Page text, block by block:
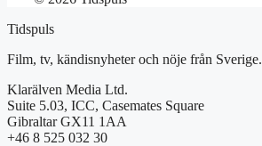
Tidspuls
Film, tv, kändisnyheter och nöje från Sverige.
Klarälven Media Ltd.
Suite 5.03, ICC, Casemates Square
Gibraltar GX11 1AA
+46 8 525 032 30